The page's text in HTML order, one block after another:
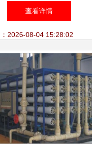
设备研发的技术突破与绿
色实践
查看详情
2026-08-04 15:28:02